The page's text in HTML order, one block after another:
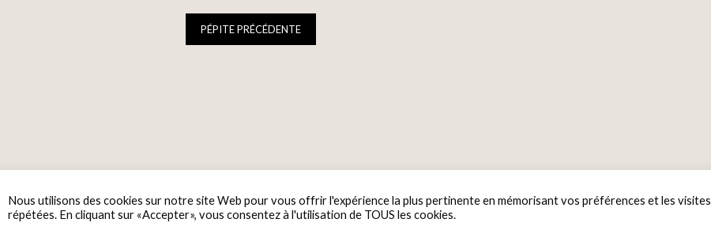
PÉPITE PRÉCÉDENTE
Nous utilisons des cookies sur notre site Web pour vous offrir l'expérience la plus pertinente en mémorisant vos préférences et les visites
répétées. En cliquant sur «Accepter», vous consentez à l'utilisation de TOUS les cookies.